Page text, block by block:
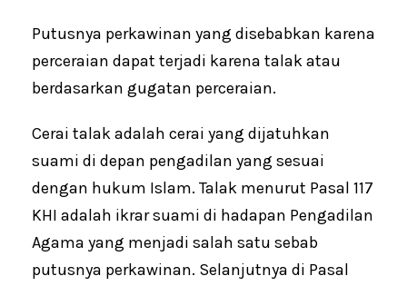
Putusnya perkawinan yang disebabkan karena
perceraian dapat terjadi karena talak atau
berdasarkan gugatan perceraian.
Cerai talak adalah cerai yang dijatuhkan
suami di depan pengadilan yang sesuai
dengan hukum Islam. Talak menurut Pasal 117
KHI adalah ikrar suami di hadapan Pengadilan
Agama yang menjadi salah satu sebab
putusnya perkawinan. Selanjutnya di Pasal